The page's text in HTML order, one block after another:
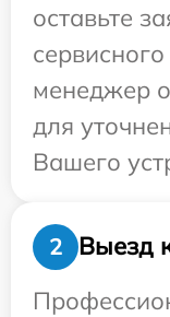
оставьте
менеджер
для
Вашего
2
Выезд